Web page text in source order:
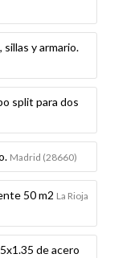
y armario.
split para dos
Madrid (28660)
50 m2 La Rioja
de acero